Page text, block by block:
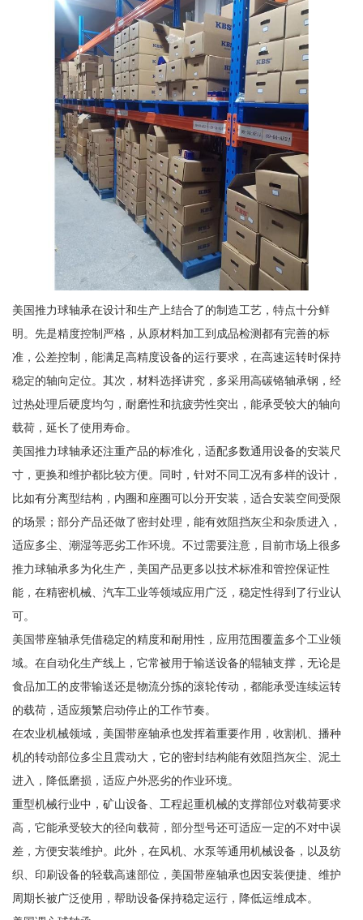
美国推力球轴承在设计和生产上结合了的制造工艺，特点十分鲜
明。先是精度控制严格，从原材料加工到成品检测都有完善的标
准，公差控制，能满足高精度设备的运行要求，在高速运转时保持
稳定的轴向定位。其次，材料选择讲究，多采用高碳铬轴承钢，经
过热处理后硬度均匀，耐磨性和抗疲劳性突出，能承受较大的轴向
载荷，延长了使用寿命。
美国推力球轴承还注重产品的标准化，适配多数通用设备的安装尺
寸，更换和维护都比较方便。同时，针对不同工况有多样的设计，
比如有分离型结构，内圈和座圈可以分开安装，适合安装空间受限
的场景；部分产品还做了密封处理，能有效阻挡灰尘和杂质进入，
适应多尘、潮湿等恶劣工作环境。不过需要注意，目前市场上很多
推力球轴承多为化生产，美国产品更多以技术标准和管控保证性
能，在精密机械、汽车工业等领域应用广泛，稳定性得到了行业认
可。
美国带座轴承凭借稳定的精度和耐用性，应用范围覆盖多个工业领
域。在自动化生产线上，它常被用于输送设备的辊轴支撑，无论是
食品加工的皮带输送还是物流分拣的滚轮传动，都能承受连续运转
的载荷，适应频繁启动停止的工作节奏。
在农业机械领域，美国带座轴承也发挥着重要作用，收割机、播种
机的转动部位多尘且震动大，它的密封结构能有效阻挡灰尘、泥土
进入，降低磨损，适应户外恶劣的作业环境。
重型机械行业中，矿山设备、工程起重机械的支撑部位对载荷要求
高，它能承受较大的径向载荷，部分型号还可适应一定的不对中误
差，方便安装维护。此外，在风机、水泵等通用机械设备，以及纺
织、印刷设备的轻载高速部位，美国带座轴承也因安装便捷、维护
周期长被广泛使用，帮助设备保持稳定运行，降低运维成本。